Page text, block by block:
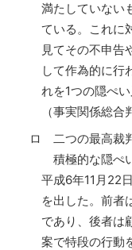
満たしていない
ている。これに
見てその不申告
して作為的に行
れを1つの隠ぺ
（事実関係総合
ロ 二つの最高裁
積極的な隠ぺ
平成6年11月22
を出した。前者
であり、後者は
案で特段の行動